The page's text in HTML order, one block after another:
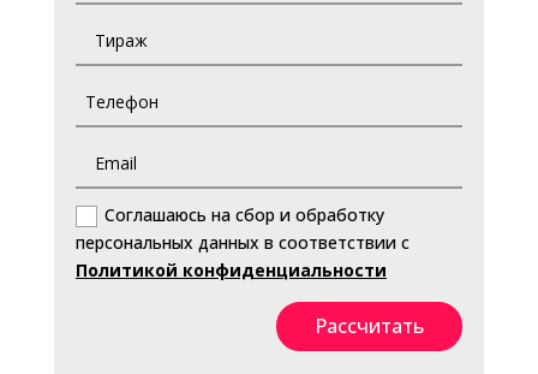
Соглашаюсь на сбор и обработку
персональных данных в соответствии с
Политикой конфиденциальности
Рассчитать